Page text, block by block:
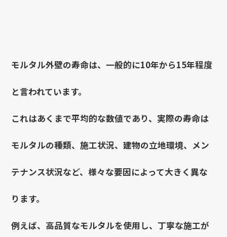
モルタル外壁の寿命は、一般的に10年から15年程度
と言われています。
これはあくまで平均的な数値であり、実際の寿命は
モルタルの種類、施工状況、建物の立地環境、メン
テナンス状況など、様々な要因によって大きく異な
ります。
例えば、高品質なモルタルを使用し、丁寧な施工が